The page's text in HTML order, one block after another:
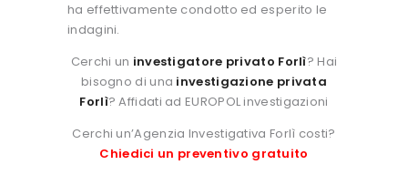
ha effettivamente condotto ed esperito le
indagini.
Cerchi un investigatore privato Forlì? Hai
bisogno di una investigazione privata
Forlì? Affidati ad EUROPOL investigazioni
Cerchi un’Agenzia Investigativa Forlì costi?
Chiedici un preventivo gratuito